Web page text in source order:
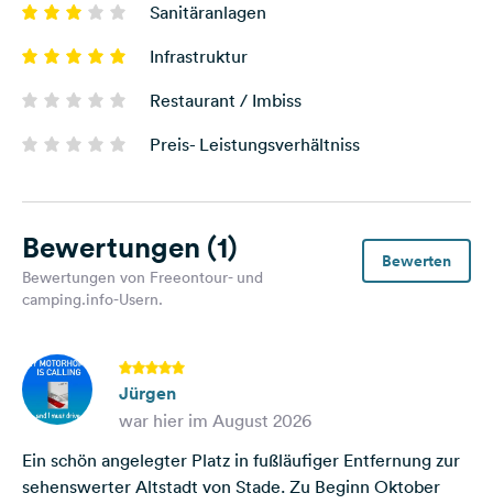
Sanitäranlagen
Infrastruktur
Restaurant / Imbiss
Preis- Leistungsverhältniss
Bewertungen (1)
Bewertungen von Freeontour- und
camping.info-Usern.
Bewerten
Jürgen
war hier im August 2026
Ein schön angelegter Platz in fußläufiger Entfernung zur
sehenswerter Altstadt von Stade. Zu Beginn Oktober